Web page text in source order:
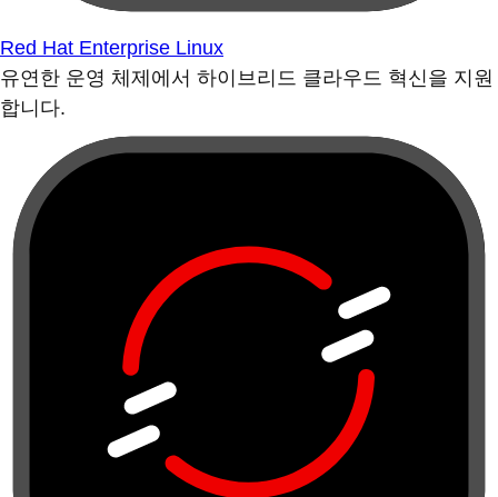
Red Hat Enterprise Linux
유연한 운영 체제에서 하이브리드 클라우드 혁신을 지원
합니다.